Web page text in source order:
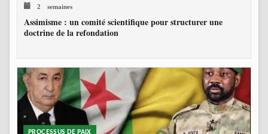
2 semaines
Assimisme : un comité scientifique pour structurer une
doctrine de la refondation
PROCESSUS DE PAIX